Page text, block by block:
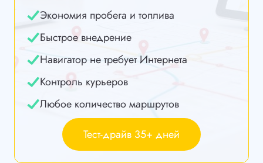
Экономия пробега и топлива
Быстрое внедрение
Навигатор не требует Интернета
Контроль курьеров
Любое количество маршрутов
Тест-драйв 35+ дней